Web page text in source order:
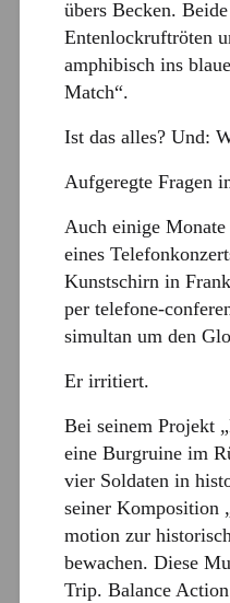
übers Becken.
Entenlockruftröten
amphibisch ins
Match“.
Ist das alles? Und:
Aufgeregte Fragen
Auch einige Monate
eines
Kunstschirn in
per telefone-
simultan um den
Er irritiert.
Bei seinem Projekt
eine Burgruine im
vier Soldaten in
seiner Komposition
motion zur
bewachen. Diese
Trip. Balance